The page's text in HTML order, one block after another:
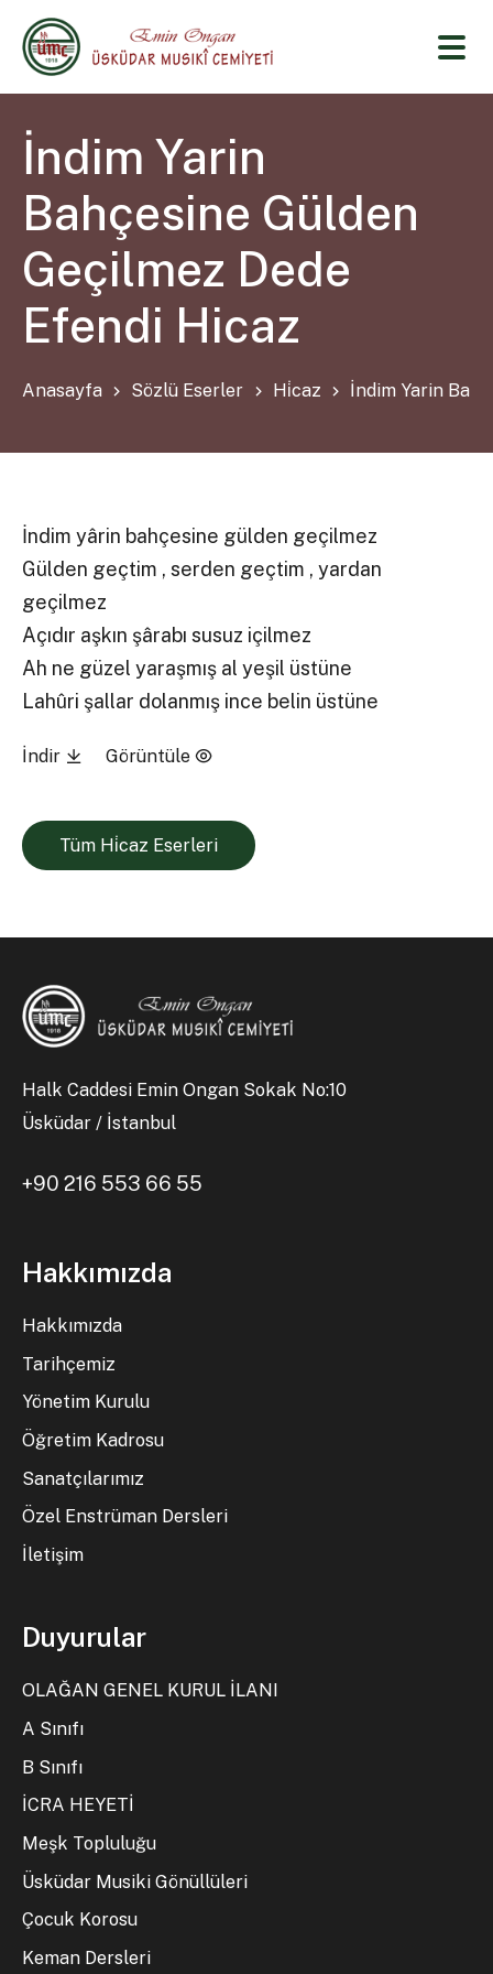
İndim Yarin
Bahçesine Gülden
Geçilmez Dede
Efendi Hicaz
Anasayfa Sözlü Eserler Hi̇caz İndim Yarin
İndim yârin bahçesine gülden geçilmez
Gülden geçtim , serden geçtim , yardan
geçilmez
Açıdır aşkın şârabı susuz içilmez
Ah ne güzel yaraşmış al yeşil üstüne
Lahûri şallar dolanmış ince belin üstüne
İndir Görüntüle
Tüm Hi̇caz Eserleri
Halk Caddesi Emin Ongan Sokak No:10
Üsküdar / İstanbul
+90 216 553 66 55
Hakkımızda
Hakkımızda
Tarihçemiz
Yönetim Kurulu
Öğretim Kadrosu
Sanatçılarımız
Özel Enstrüman Dersleri
İletişim
Duyurular
OLAĞAN GENEL KURUL İLANI
A Sınıfı
B Sınıfı
İCRA HEYETİ
Meşk Topluluğu
Üsküdar Musiki Gönüllüleri
Çocuk Korosu
Keman Dersleri